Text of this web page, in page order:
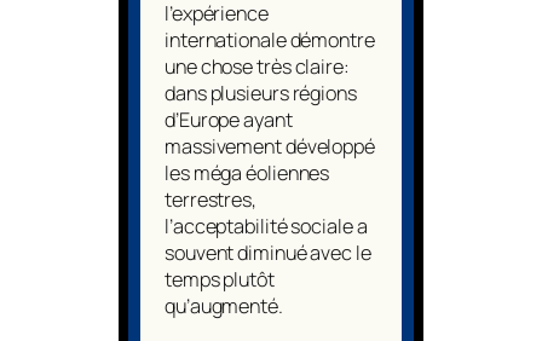
l’expérience
internationale démontre
une chose très claire:
dans plusieurs régions
d’Europe ayant
massivement développé
les méga éoliennes
terrestres,
l’acceptabilité sociale a
souvent diminué avec le
temps plutôt
qu’augmenté.